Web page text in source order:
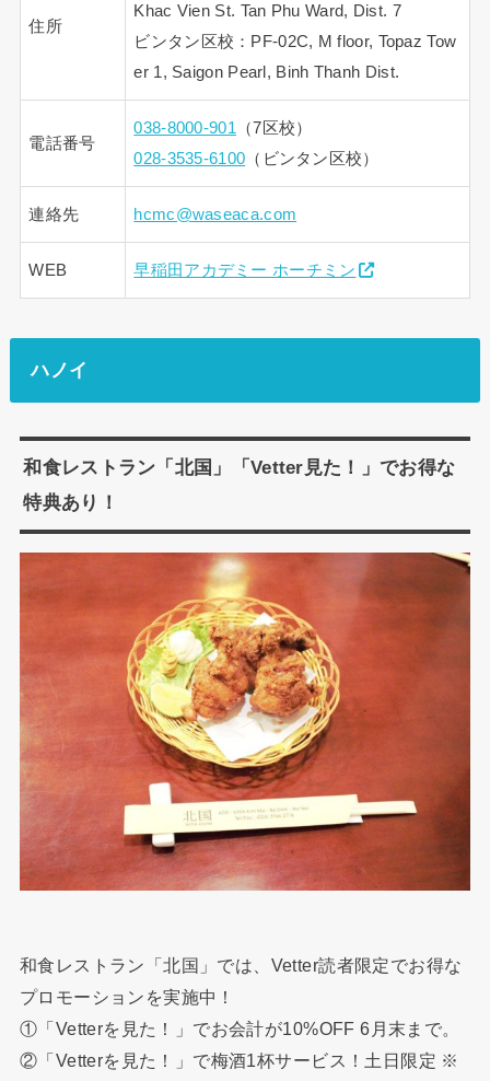
住所
Khac Vien St. Tan Phu Ward, Dist. 7
ビンタン区校：PF-02C, M floor, Topaz Tow
er 1, Saigon Pearl, Binh Thanh Dist.
電話番号
038-8000-901 （7区校）
028-3535-6100 （ビンタン区校）
連絡先 hcmc@waseaca.com
WEB 早稲田アカデミー ホーチミン
ハノイ
和食レストラン「北国」「Vetter見た！」でお得な
特典あり！
和食レストラン「北国」では、Vetter読者限定でお得な
プロモーションを実施中！
①「Vetterを見た！」でお会計が10%OFF 6月末まで。
②「Vetterを見た！」で梅酒1杯サービス！土日限定 ※